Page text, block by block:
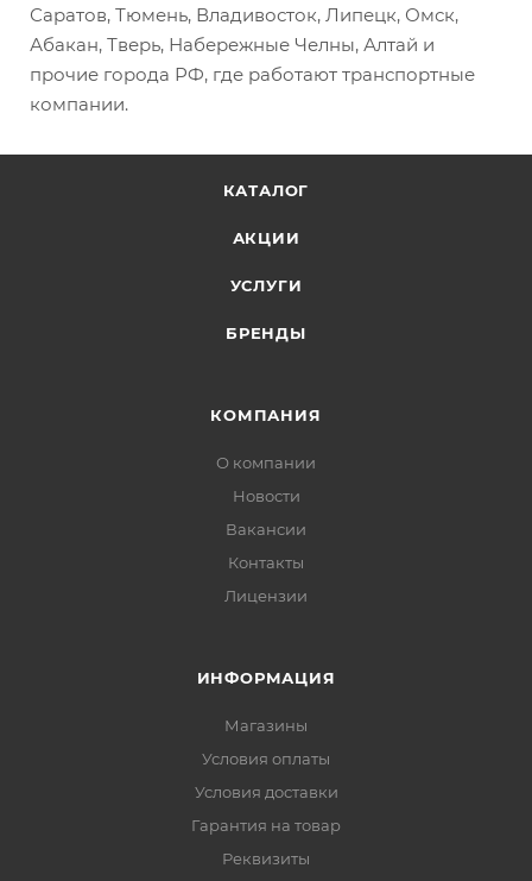
Саратов, Тюмень, Владивосток, Липецк, Омск,
Абакан, Тверь, Набережные Челны, Алтай и
прочие города РФ, где работают транспортные
компании.
КАТАЛОГ
АКЦИИ
УСЛУГИ
БРЕНДЫ
КОМПАНИЯ
О компании
Новости
Вакансии
Контакты
Лицензии
ИНФОРМАЦИЯ
Магазины
Условия оплаты
Условия доставки
Гарантия на товар
Реквизиты